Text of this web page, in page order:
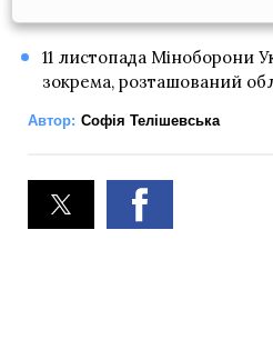
11 листопада Міноборони
зокрема, розташований
Автор: Софія Телішевська